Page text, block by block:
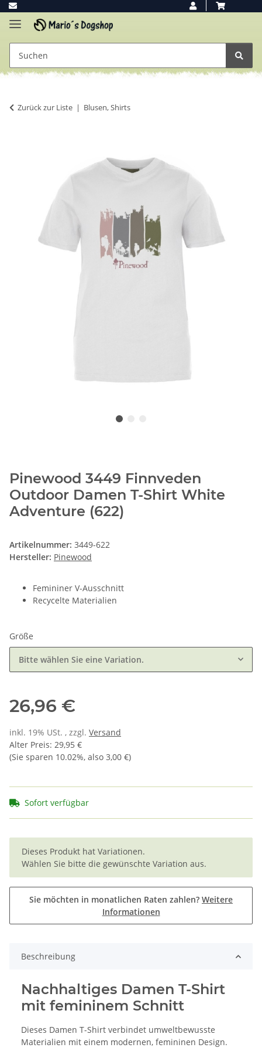
Zurück zur Liste Blusen, Shirts
Pinewood 3449 Finnveden
Outdoor Damen T-Shirt White
Adventure (622)
Artikelnummer: 3449-622
Hersteller: Pinewood
Femininer V-Ausschnitt
Recycelte Materialien
Größe
Bitte wählen Sie eine Variation.
26,96 €
inkl. 19% USt. , zzgl. Versand
Alter Preis: 29,95 €
(Sie sparen 10.02%, also 3,00 €)
Sofort verfügbar
x
Dieses Produkt hat Variationen.
Wählen Sie bitte die gewünschte Variation aus.
Sie möchten in monatlichen Raten zahlen? Weitere
Informationen
Beschreibung
Nachhaltiges Damen T-Shirt
mit femininem Schnitt
Dieses Damen T-Shirt verbindet umweltbewusste
Materialien mit einem modernen, femininen Design.